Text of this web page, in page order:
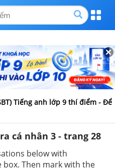
Tiếng anh lớp 9 thí điểm - Để
cá nhân 3 - trang 28
below with
Then mark with the